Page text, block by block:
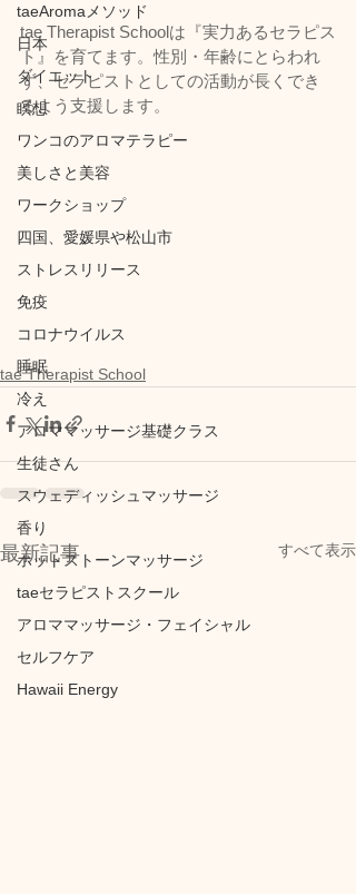
taeAromaメソッド
日本
ダイエット
瞑想
ワンコのアロマテラピー
美しさと美容
ワークショップ
四国、愛媛県や松山市
ストレスリリース
免疫
コロナウイルス
睡眠
冷え
アロママッサージ基礎クラス
生徒さん
スウェディッシュマッサージ
香り
ホットストーンマッサージ
taeセラピストスクール
アロママッサージ・フェイシャル
セルフケア
Hawaii Energy
tae Therapist Schoolは『実力あるセラピス
ト』を育てます。性別・年齢にとらわれ
ず、セラピストとしての活動が長くでき
るよう支援します。
tae Therapist School
最新記事 すべて表示